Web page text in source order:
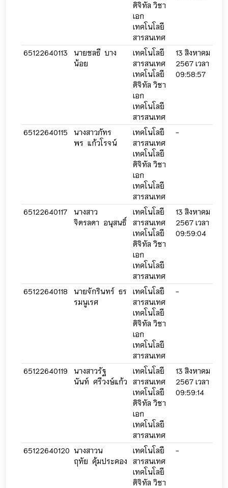
ดิจิทัล วิชา
เอก
เทคโนโลยี
สารสนเทศ
65122640113
นายชลธี บาง
น้อย
เทคโนโลยี
สารสนเทศ
เทคโนโลยี
ดิจิทัล วิชา
เอก
เทคโนโลยี
สารสนเทศ
13 สิงหาคม
2567 เวลา
09:58:57
65122640115
นางสาวภัทร
พร แก้วโรจน์
เทคโนโลยี
สารสนเทศ
เทคโนโลยี
ดิจิทัล วิชา
เอก
เทคโนโลยี
สารสนเทศ
-
65122640117
นางสาว
จิตรลดา อนุสนธิ์
เทคโนโลยี
สารสนเทศ
เทคโนโลยี
ดิจิทัล วิชา
เอก
เทคโนโลยี
สารสนเทศ
13 สิงหาคม
2567 เวลา
09:59:04
65122640118
นายจักรินทร์ ธร
รมนูเรศ
เทคโนโลยี
สารสนเทศ
เทคโนโลยี
ดิจิทัล วิชา
เอก
เทคโนโลยี
สารสนเทศ
-
65122640119
นางสาวรัฐ
นันท์ ศรีวงษ์แก้ว
เทคโนโลยี
สารสนเทศ
เทคโนโลยี
ดิจิทัล วิชา
เอก
เทคโนโลยี
สารสนเทศ
13 สิงหาคม
2567 เวลา
09:59:14
65122640120 นางสาวน
ฤทัย คุ้มประคอง
เทคโนโลยี
สารสนเทศ
เทคโนโลยี
ดิจิทัล วิชา
-